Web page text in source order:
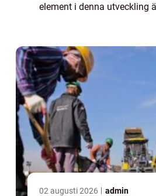
element i denna utveckling
02 augusti 2026 admin